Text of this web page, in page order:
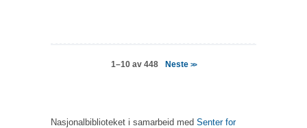
1–10 av 448 Neste >>
Nasjonalbiblioteket i samarbeid med Senter for